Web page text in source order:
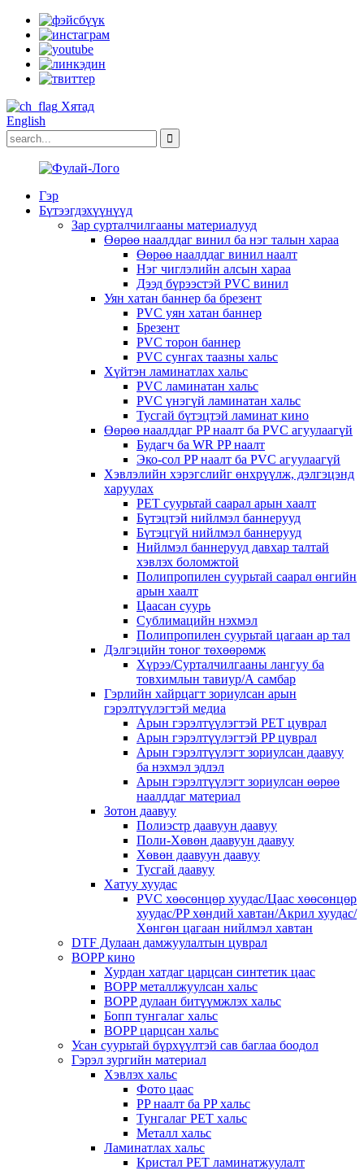
Хятад
English
Гэр
Бүтээгдэхүүнүүд
Зар сурталчилгааны материалууд
Өөрөө наалддаг винил ба нэг талын хараа
Өөрөө наалддаг винил наалт
Нэг чиглэлийн алсын хараа
Дээд бүрээстэй PVC винил
Уян хатан баннер ба брезент
PVC уян хатан баннер
Брезент
PVC торон баннер
PVC сунгах таазны хальс
Хүйтэн ламинатлах хальс
PVC ламинатан хальс
PVC үнэгүй ламинатан хальс
Тусгай бүтэцтэй ламинат кино
Өөрөө наалддаг PP наалт ба PVC агуулаагүй
Будагч ба WR PP наалт
Эко-сол PP наалт ба PVC агуулаагүй
Хэвлэлийн хэрэгслийг өнхрүүлж, дэлгэцэнд
харуулах
PET суурьтай саарал арын хаалт
Бүтэцтэй нийлмэл баннерууд
Бүтэцгүй нийлмэл баннерууд
Нийлмэл баннерууд давхар талтай
хэвлэх боломжтой
Полипропилен суурьтай саарал өнгийн
арын хаалт
Цаасан суурь
Сублимацийн нэхмэл
Полипропилен суурьтай цагаан ар тал
Дэлгэцийн тоног төхөөрөмж
Хүрээ/Сурталчилгааны лангуу ба
товхимлын тавиур/А самбар
Гэрлийн хайрцагт зориулсан арын
гэрэлтүүлэгтэй медиа
Арын гэрэлтүүлэгтэй PET цуврал
Арын гэрэлтүүлэгтэй PP цуврал
Арын гэрэлтүүлэгт зориулсан даавуу
ба нэхмэл эдлэл
Арын гэрэлтүүлэгт зориулсан өөрөө
наалддаг материал
Зотон даавуу
Полиэстр даавуун даавуу
Поли-Хөвөн даавуун даавуу
Хөвөн даавуун даавуу
Тусгай даавуу
Хатуу хуудас
PVC хөөсөнцөр хуудас/Цаас хөөсөнцөр
хуудас/PP хөндий хавтан/Акрил хуудас/
Хөнгөн цагаан нийлмэл хавтан
DTF Дулаан дамжуулалтын цуврал
BOPP кино
Хурдан хатдаг царцсан синтетик цаас
BOPP металлжуулсан хальс
BOPP дулаан битүүмжлэх хальс
Бопп тунгалаг хальс
BOPP царцсан хальс
Усан суурьтай бүрхүүлтэй сав баглаа боодол
Гэрэл зургийн материал
Хэвлэх хальс
Фото цаас
PP наалт ба PP хальс
Тунгалаг PET хальс
Металл хальс
Ламинатлах хальс
Кристал PET ламинатжуулалт